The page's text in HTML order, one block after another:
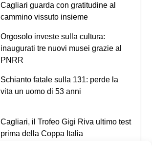
Cagliari guarda con gratitudine al
cammino vissuto insieme
Orgosolo investe sulla cultura:
inaugurati tre nuovi musei grazie al
PNRR
Schianto fatale sulla 131: perde la
vita un uomo di 53 anni
Cagliari, il Trofeo Gigi Riva ultimo test
prima della Coppa Italia